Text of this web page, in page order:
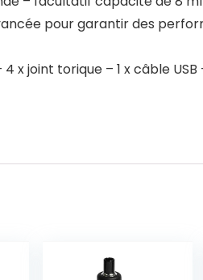
pour garantir des
x joint torique – 1 x câble